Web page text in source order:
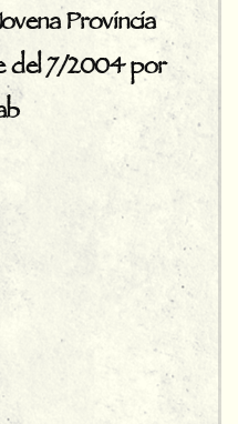
Provincia
del 7/2004 por